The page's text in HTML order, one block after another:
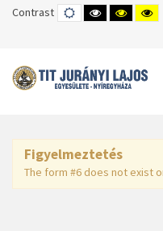
Contrast DEFAULT
MODE
HIGH
CONTRAST
HIGH
Figyelmeztetés
The form #6 does not exist